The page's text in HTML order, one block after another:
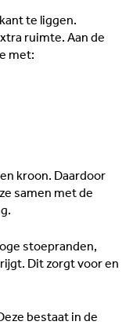
te liggen.
ruimte. Aan de
met:
kroon. Daardoor
samen met de
stoepranden,
Dit zorgt voor en
bestaat in de